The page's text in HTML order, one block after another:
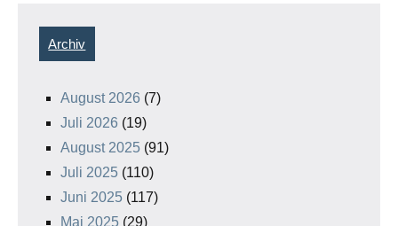
Archiv
August 2026 (7)
Juli 2026 (19)
August 2025 (91)
Juli 2025 (110)
Juni 2025 (117)
Mai 2025 (29)